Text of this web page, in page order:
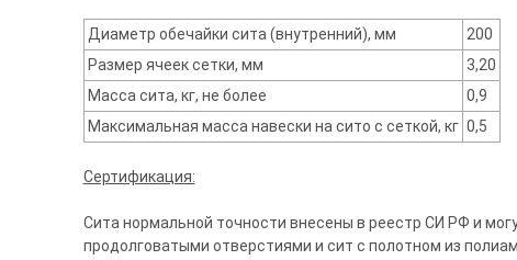
Диаметр обечайки сита (внутренний), мм
200
Размер ячеек сетки, мм
3,20
Масса сита, кг, не более
0,9
Максимальная масса навески на сито с сеткой, кг 0,5
Сертификация:
Сита нормальной точности внесены в реестр СИ РФ и
продолговатыми отверстиями и сит с полотном из